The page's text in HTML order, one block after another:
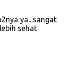
ya...sangat
sehat